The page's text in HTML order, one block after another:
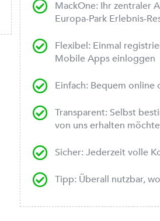
MackOne: Ihr zentraler
Europa-Park Erlebnis-
Flexibel: Einmal
Mobile Apps einloggen
Einfach: Bequem
Transparent: Selbst
von uns erhalten
Sicher: Jederzeit volle
Tipp: Überall nutzbar,